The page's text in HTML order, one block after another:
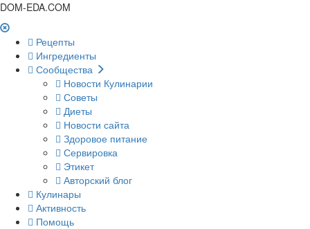
DOM-EDA.COM
Рецепты
Ингредиенты
Сообщества
Новости Кулинарии
Советы
Диеты
Новости сайта
Здоровое питание
Сервировка
Этикет
Авторский блог
Кулинары
Активность
Помощь